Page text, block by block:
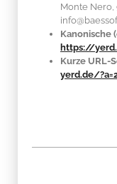
Monte Nero,
Kanonische
https://
Kurze URL-
yerd.de/